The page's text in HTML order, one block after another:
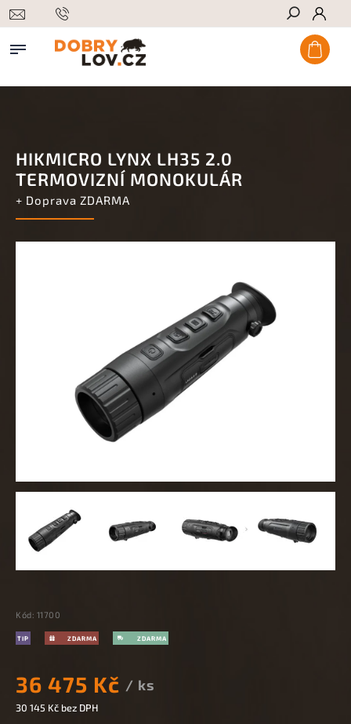
Hledat
HIKMICRO LYNX LH35 2.0
TERMOVIZNÍ MONOKULÁR
+ Doprava ZDARMA
Kód: 11700
TIP
36 475 Kč / ks
30 145 Kč bez DPH